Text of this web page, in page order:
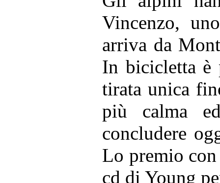
Vincenzo,
arriva da
In bicicletta è
tirata unica
più calma
concludere
Lo premio
cd di Young